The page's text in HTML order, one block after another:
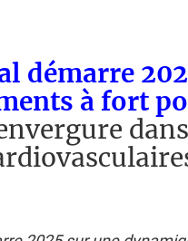
démarre
à fort